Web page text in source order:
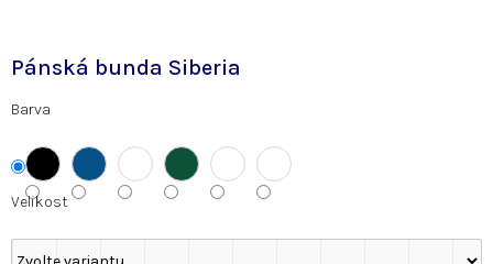
Pánská bunda Siberia
Barva
Velikost